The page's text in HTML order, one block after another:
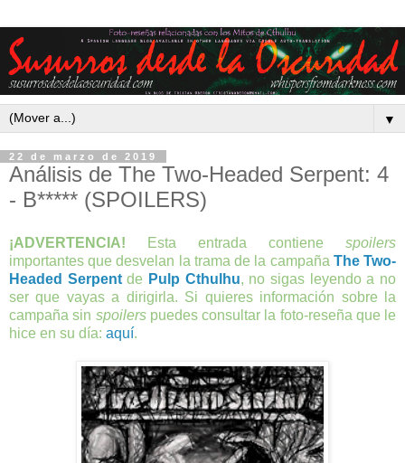
▼
22 de marzo de 2019
Análisis de The Two-Headed Serpent: 4
- B***** (SPOILERS)
¡ADVERTENCIA! Esta entrada contiene spoilers
importantes que desvelan la trama de la campaña The Two-
Headed Serpentde Pulp Cthulhu, no sigas leyendo a no
ser que vayas a dirigirla. Si quieres información sobre la
campaña sin spoilerspuedes consultar la foto-reseña que le
hice en su día: aquí.